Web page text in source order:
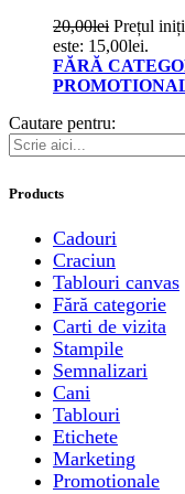
20,00lei Prețul
este: 15,00lei.
FĂRĂ
Cautare pentru:
Products
Cadouri
Craciun
Tablouri canvas
Fără categorie
Carti de vizita
Stampile
Semnalizari
Cani
Tablouri
Etichete
Marketing
Promotionale